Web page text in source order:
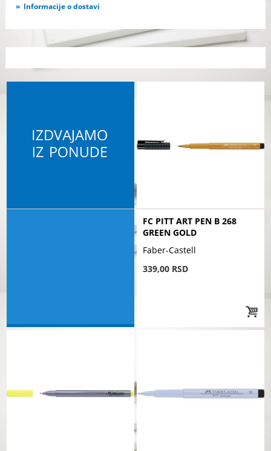
Informacije o dostavi
FC PITT ART PEN B 268
GREEN GOLD
Faber-Castell
339,00 RSD